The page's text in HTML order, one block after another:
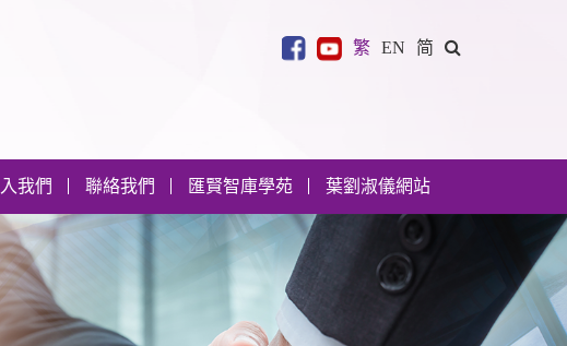
繁 EN 简
我們 聯絡我們 匯賢智庫學苑 葉劉淑儀網站